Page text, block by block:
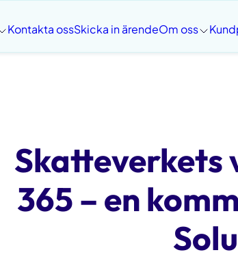
Kontakta ossSkicka in ärendeOm oss
Skatteverkets
365 – en